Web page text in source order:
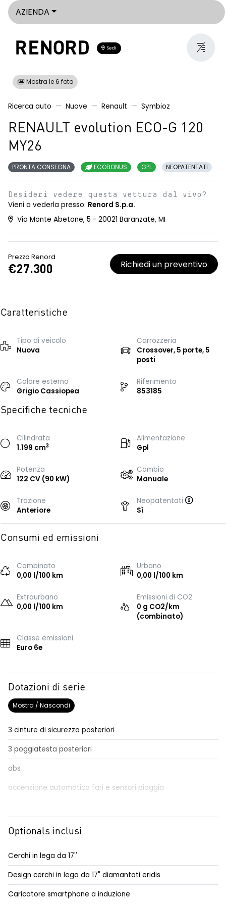
AZIENDA
Sedi
Mostra le 6 foto
Ricerca auto Nuove Renault Symbioz
RENAULT evolution ECO-G 120
MY26
PRONTA CONSEGNA ECOBONUS GPL NEOPATENTATI
Desideri vedere questa vettura dal vivo?
Vieni a vederla presso: Renord S.p.a.
Via Monte Abetone, 5 - 20021 Baranzate, MI
Prezzo Renord
€27.300 Richiedi un preventivo
Caratteristiche
Tipo di veicolo
Nuova
Carrozzeria
Crossover, 5 porte, 5
posti
Colore esterno
Grigio Cassiopea
Riferimento
853185
Specifiche tecniche
Cilindrata
1.199 cm3
Alimentazione
Gpl
Potenza
122 CV (90 kW)
Cambio
Manuale
Trazione
Anteriore
Neopatentati
Sì
Consumi ed emissioni
Combinato
0,00 l/100 km
Urbano
0,00 l/100 km
Extraurbano
0,00 l/100 km
Emissioni di CO2
0 g CO2/km
(combinato)
Classe emissioni
Euro 6e
Dotazioni di serie
Mostra / Nascondi
3 cinture di sicurezza posteriori
3 poggiatesta posteriori
abs
accensione automatica fari e sensori pioggia
airbag frontale conducente e passeggero
alzacristalli anteriori elettrici e impulsionali
alzacristalli posteriori elettrici impulsionali
Optionals inclusi
Cerchi in lega da 17''
Design cerchi in lega da 17" diamantati eridis
Caricatore smartphone a induzione